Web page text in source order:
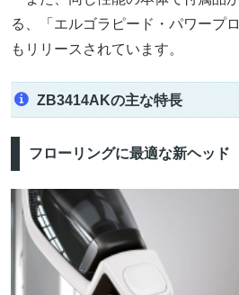
る、「エルゴラピード・パワープ
もリリースされています。
ZB3414AKの主な特長
フローリングに最適な新ヘッド